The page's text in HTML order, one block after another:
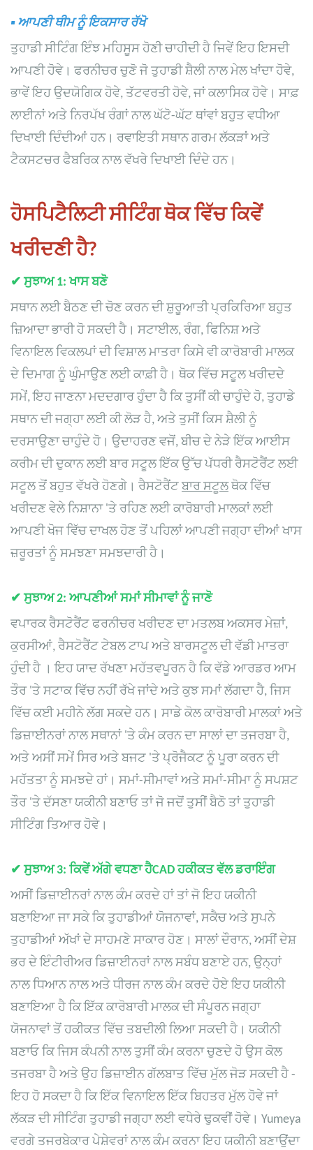
▪ ਆਪਣੀ ਥੀਮ ਨੂੰ ਇਕਸਾਰ ਰੱਖੋ
ਤੁਹਾਡੀ ਸੀਟਿੰਗ ਇੰਝ ਮਹਿਸੂਸ ਹੋਣੀ ਚਾਹੀਦੀ ਹੈ ਜਿਵੇਂ ਇਹ ਇਸਦੀ
ਆਪਣੀ ਹੋਵੇ। ਫਰਨੀਚਰ ਚੁਣੋ ਜੋ ਤੁਹਾਡੀ ਸ਼ੈਲੀ ਨਾਲ ਮੇਲ ਖਾਂਦਾ ਹੋਵੇ,
ਭਾਵੇਂ ਇਹ ਉਦਯੋਗਿਕ ਹੋਵੇ, ਤੱਟਵਰਤੀ ਹੋਵੇ, ਜਾਂ ਕਲਾਸਿਕ ਹੋਵੇ। ਸਾਫ਼
ਲਾਈਨਾਂ ਅਤੇ ਨਿਰਪੱਖ ਰੰਗਾਂ ਨਾਲ ਘੱਟੋ-ਘੱਟ ਥਾਂਵਾਂ ਬਹੁਤ ਵਧੀਆ
ਦਿਖਾਈ ਦਿੰਦੀਆਂ ਹਨ। ਰਵਾਇਤੀ ਸਥਾਨ ਗਰਮ ਲੱਕੜਾਂ ਅਤੇ
ਟੈਕਸਟਚਰ ਫੈਬਰਿਕ ਨਾਲ ਵੱਖਰੇ ਦਿਖਾਈ ਦਿੰਦੇ ਹਨ।
ਹੋਸਪਿਟੈਲਿਟੀ ਸੀਟਿੰਗ ਥੋਕ ਵਿੱਚ ਕਿਵੇਂ
ਖਰੀਦਣੀ ਹੈ?
✔ਸੁਝਾਅ 1: ਖਾਸ ਬਣੋ
ਸਥਾਨ ਲਈ ਬੈਠਣ ਦੀ ਚੋਣ ਕਰਨ ਦੀ ਸ਼ੁਰੂਆਤੀ ਪ੍ਰਕਿਰਿਆ ਬਹੁਤ
ਜ਼ਿਆਦਾ ਭਾਰੀ ਹੋ ਸਕਦੀ ਹੈ। ਸਟਾਈਲ, ਰੰਗ, ਫਿਨਿਸ਼ ਅਤੇ
ਵਿਨਾਇਲ ਵਿਕਲਪਾਂ ਦੀ ਵਿਸ਼ਾਲ ਮਾਤਰਾ ਕਿਸੇ ਵੀ ਕਾਰੋਬਾਰੀ ਮਾਲਕ
ਦੇ ਦਿਮਾਗ ਨੂੰ ਘੁੰਮਾਉਣ ਲਈ ਕਾਫ਼ੀ ਹੈ। ਥੋਕ ਵਿੱਚ ਸਟੂਲ ਖਰੀਦਦੇ
ਸਮੇਂ, ਇਹ ਜਾਣਨਾ ਮਦਦਗਾਰ ਹੁੰਦਾ ਹੈ ਕਿ ਤੁਸੀਂ ਕੀ ਚਾਹੁੰਦੇ ਹੋ, ਤੁਹਾਡੇ
ਸਥਾਨ ਦੀ ਜਗ੍ਹਾ ਲਈ ਕੀ ਲੋੜ ਹੈ, ਅਤੇ ਤੁਸੀਂ ਕਿਸ ਸ਼ੈਲੀ ਨੂੰ
ਦਰਸਾਉਣਾ ਚਾਹੁੰਦੇ ਹੋ। ਉਦਾਹਰਣ ਵਜੋਂ, ਬੀਚ ਦੇ ਨੇੜੇ ਇੱਕ ਆਈਸ
ਕਰੀਮ ਦੀ ਦੁਕਾਨ ਲਈ ਬਾਰ ਸਟੂਲ ਇੱਕ ਉੱਚ ਪੱਧਰੀ ਰੈਸਟੋਰੈਂਟ ਲਈ
ਸਟੂਲ ਤੋਂ ਬਹੁਤ ਵੱਖਰੇ ਹੋਣਗੇ। ਰੈਸਟੋਰੈਂਟ ਬਾਰ ਸਟੂਲ ਥੋਕ ਵਿੱਚ
ਖਰੀਦਣ ਵੇਲੇ ਨਿਸ਼ਾਨਾ 'ਤੇ ਰਹਿਣ ਲਈ ਕਾਰੋਬਾਰੀ ਮਾਲਕਾਂ ਲਈ
ਆਪਣੀ ਖੋਜ ਵਿੱਚ ਦਾਖਲ ਹੋਣ ਤੋਂ ਪਹਿਲਾਂ ਆਪਣੀ ਜਗ੍ਹਾ ਦੀਆਂ ਖਾਸ
ਜ਼ਰੂਰਤਾਂ ਨੂੰ ਸਮਝਣਾ ਸਮਝਦਾਰੀ ਹੈ।
✔ਸੁਝਾਅ 2: ਆਪਣੀਆਂ ਸਮਾਂ ਸੀਮਾਵਾਂ ਨੂੰ ਜਾਣੋ
ਵਪਾਰਕ ਰੈਸਟੋਰੈਂਟ ਫਰਨੀਚਰ ਖਰੀਦਣ ਦਾ ਮਤਲਬ ਅਕਸਰ ਮੇਜ਼ਾਂ,
ਕੁਰਸੀਆਂ, ਰੈਸਟੋਰੈਂਟ ਟੇਬਲ ਟਾਪ ਅਤੇ ਬਾਰਸਟੂਲਦੀ ਵੱਡੀ ਮਾਤਰਾ
ਹੁੰਦੀ ਹੈ । ਇਹ ਯਾਦ ਰੱਖਣਾ ਮਹੱਤਵਪੂਰਨ ਹੈ ਕਿ ਵੱਡੇ ਆਰਡਰ ਆਮ
ਤੌਰ 'ਤੇ ਸਟਾਕ ਵਿੱਚ ਨਹੀਂ ਰੱਖੇ ਜਾਂਦੇ ਅਤੇ ਕੁਝ ਸਮਾਂ ਲੱਗਦਾ ਹੈ, ਜਿਸ
ਵਿੱਚ ਕਈ ਮਹੀਨੇ ਲੱਗ ਸਕਦੇ ਹਨ। ਸਾਡੇ ਕੋਲ ਕਾਰੋਬਾਰੀ ਮਾਲਕਾਂ ਅਤੇ
ਡਿਜ਼ਾਈਨਰਾਂ ਨਾਲ ਸਥਾਨਾਂ 'ਤੇ ਕੰਮ ਕਰਨ ਦਾ ਸਾਲਾਂ ਦਾ ਤਜਰਬਾ ਹੈ,
ਅਤੇ ਅਸੀਂ ਸਮੇਂ ਸਿਰ ਅਤੇ ਬਜਟ 'ਤੇ ਪ੍ਰੋਜੈਕਟ ਨੂੰ ਪੂਰਾ ਕਰਨ ਦੀ
ਮਹੱਤਤਾ ਨੂੰ ਸਮਝਦੇ ਹਾਂ। ਸਮਾਂ-ਸੀਮਾਵਾਂ ਅਤੇ ਸਮਾਂ-ਸੀਮਾ ਨੂੰ ਸਪਸ਼ਟ
ਤੌਰ 'ਤੇ ਦੱਸਣਾ ਯਕੀਨੀ ਬਣਾਓ ਤਾਂ ਜੋ ਜਦੋਂ ਤੁਸੀਂ ਬੈਠੋ ਤਾਂ ਤੁਹਾਡੀ
ਸੀਟਿੰਗ ਤਿਆਰ ਹੋਵੇ।
✔ਸੁਝਾਅ 3: ਕਿਵੇਂ ਅੱਗੇ ਵਧਣਾ ਹੈCAD ਹਕੀਕਤ ਵੱਲ ਡਰਾਇੰਗ
ਅਸੀਂ ਡਿਜ਼ਾਈਨਰਾਂ ਨਾਲ ਕੰਮ ਕਰਦੇ ਹਾਂ ਤਾਂ ਜੋ ਇਹ ਯਕੀਨੀ
ਬਣਾਇਆ ਜਾ ਸਕੇ ਕਿ ਤੁਹਾਡੀਆਂ ਯੋਜਨਾਵਾਂ, ਸਕੈਚ ਅਤੇ ਸੁਪਨੇ
ਤੁਹਾਡੀਆਂ ਅੱਖਾਂ ਦੇ ਸਾਹਮਣੇ ਸਾਕਾਰ ਹੋਣ। ਸਾਲਾਂ ਦੌਰਾਨ, ਅਸੀਂ ਦੇਸ਼
ਭਰ ਦੇ ਇੰਟੀਰੀਅਰ ਡਿਜ਼ਾਈਨਰਾਂ ਨਾਲ ਸਬੰਧ ਬਣਾਏ ਹਨ, ਉਨ੍ਹਾਂ
ਨਾਲ ਧਿਆਨ ਨਾਲ ਅਤੇ ਧੀਰਜ ਨਾਲ ਕੰਮ ਕਰਦੇ ਹੋਏ ਇਹ ਯਕੀਨੀ
ਬਣਾਇਆ ਹੈ ਕਿ ਇੱਕ ਕਾਰੋਬਾਰੀ ਮਾਲਕ ਦੀ ਸੰਪੂਰਨ ਜਗ੍ਹਾ
ਯੋਜਨਾਵਾਂ ਤੋਂ ਹਕੀਕਤ ਵਿੱਚ ਤਬਦੀਲੀ ਲਿਆ ਸਕਦੀ ਹੈ। ਯਕੀਨੀ
ਬਣਾਓ ਕਿ ਜਿਸ ਕੰਪਨੀ ਨਾਲ ਤੁਸੀਂ ਕੰਮ ਕਰਨਾ ਚੁਣਦੇ ਹੋ ਉਸ ਕੋਲ
ਤਜਰਬਾ ਹੈ ਅਤੇ ਉਹ ਡਿਜ਼ਾਈਨ ਗੱਲਬਾਤ ਵਿੱਚ ਮੁੱਲ ਜੋੜ ਸਕਦੀ ਹੈ -
ਇਹ ਹੋ ਸਕਦਾ ਹੈ ਕਿ ਇੱਕ ਵਿਨਾਇਲ ਇੱਕ ਬਿਹਤਰ ਮੁੱਲ ਹੋਵੇ ਜਾਂ
ਲੱਕੜ ਦੀ ਸੀਟਿੰਗ ਤੁਹਾਡੀ ਜਗ੍ਹਾ ਲਈ ਵਧੇਰੇ ਢੁਕਵੀਂ ਹੋਵੇ। Yumeya
ਵਰਗੇ ਤਜਰਬੇਕਾਰ ਪੇਸ਼ੇਵਰਾਂ ਨਾਲ ਕੰਮ ਕਰਨਾ ਇਹ ਯਕੀਨੀ ਬਣਾਉਂਦਾ